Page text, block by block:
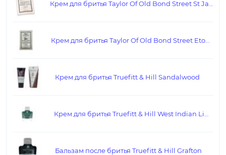
Крем для бритья Truefitt & Hill Sandalwood
Бальзам после бритья Truefitt & Hill Grafton